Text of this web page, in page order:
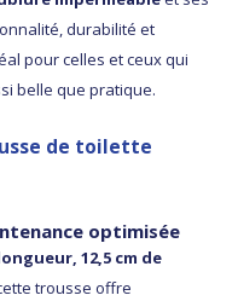
durabilité et
pour celles et ceux qui
belle que pratique.
de toilette
optimisée
12,5 cm de
trousse offre